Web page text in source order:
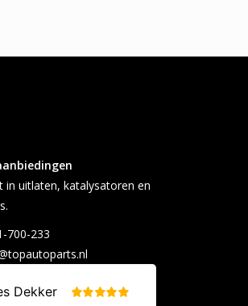
in uitlaten, katalysatoren en
700-233